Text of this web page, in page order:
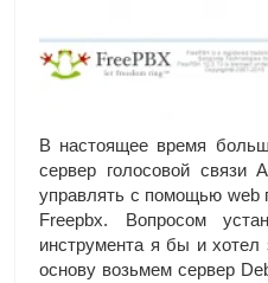
В настоящее время
сервер голосовой связи
управлять с помощью web
Freepbx. Вопросом
инструмента я бы и хотел
основу возьмем сервер